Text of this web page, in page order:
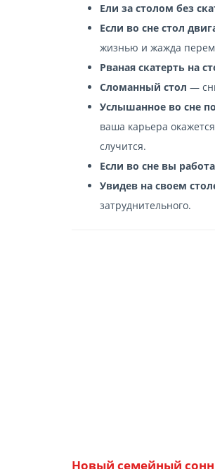
Ели за столом без
Если во сне стол
жизнью и жажда
Рваная скатерть на
Сломанный стол —
Услышанное во сне
ваша карьера
случится.
Если во сне вы
Увидев на своем
затруднительного.
Новый семейный